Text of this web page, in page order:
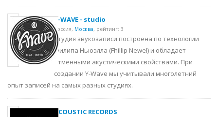
Y-WAVE - studio
Россия, Москва, рейтинг: 3
Студия звукозаписи построена по технологии
Филипа Ньюэлла (Fhillip Newel) и обладает
отменными акустическими свойствами. При
создании Y-Wave мы учитывали многолетний
опыт записей на самых разных студиях.
ACOUSTIC RECORDS